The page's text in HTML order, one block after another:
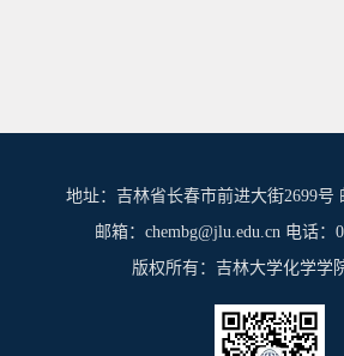
地址：吉林省长春市前进大街2699号
邮箱：chembg@jlu.edu.cn 电话：
版权所有：吉林大学化学学